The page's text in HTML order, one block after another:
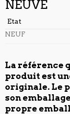
NEUVE
Etat
NEUF
La référence
produit est
originale. Le
son
propre